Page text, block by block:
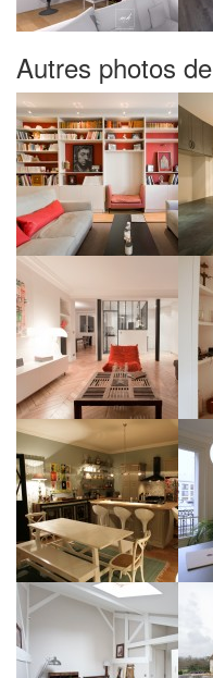
Autres photos de